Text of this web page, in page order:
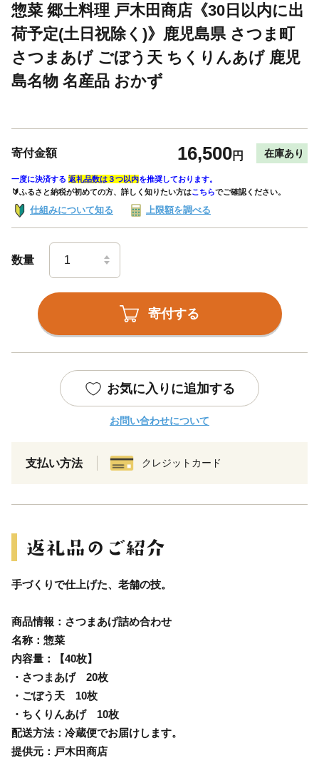
惣菜 郷土料理 戸木田商店《30日以内に出
荷予定(土日祝除く)》鹿児島県 さつま町
さつまあげ ごぼう天 ちくりんあげ 鹿児
島名物 名産品 おかず
寄付金額 16,500円 在庫あり
一度に決済する 返礼品数は３つ以内を推奨しております。
🔰ふるさと納税が初めての方、詳しく知りたい方はこちらでご確認ください。
仕組みについて知る 上限額を調べる
数量
寄付する
お気に入りに追加する
お問い合わせについて
支払い方法 クレジットカード
手づくりで仕上げた、老舗の技。
商品情報：さつまあげ詰め合わせ
名称：惣菜
内容量：【40枚】
・さつまあげ 20枚
・ごぼう天 10枚
・ちくりんあげ 10枚
配送方法：冷蔵便でお届けします。
提供元：戸木田商店